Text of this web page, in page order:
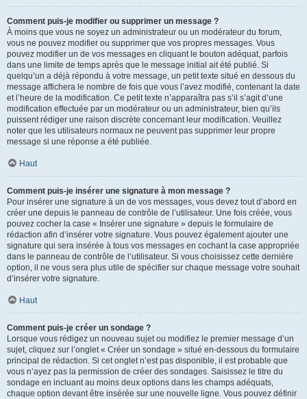
Comment puis-je modifier ou supprimer un message ?
À moins que vous ne soyez un administrateur ou un modérateur du forum,
vous ne pouvez modifier ou supprimer que vos propres messages. Vous
pouvez modifier un de vos messages en cliquant le bouton adéquat, parfois
dans une limite de temps après que le message initial ait été publié. Si
quelqu’un a déjà répondu à votre message, un petit texte situé en dessous du
message affichera le nombre de fois que vous l’avez modifié, contenant la date
et l’heure de la modification. Ce petit texte n’apparaîtra pas s’il s’agit d’une
modification effectuée par un modérateur ou un administrateur, bien qu’ils
puissent rédiger une raison discrète concernant leur modification. Veuillez
noter que les utilisateurs normaux ne peuvent pas supprimer leur propre
message si une réponse a été publiée.
Haut
Comment puis-je insérer une signature à mon message ?
Pour insérer une signature à un de vos messages, vous devez tout d’abord en
créer une depuis le panneau de contrôle de l’utilisateur. Une fois créée, vous
pouvez cocher la case « Insérer une signature » depuis le formulaire de
rédaction afin d’insérer votre signature. Vous pouvez également ajouter une
signature qui sera insérée à tous vos messages en cochant la case appropriée
dans le panneau de contrôle de l’utilisateur. Si vous choisissez cette dernière
option, il ne vous sera plus utile de spécifier sur chaque message votre souhait
d’insérer votre signature.
Haut
Comment puis-je créer un sondage ?
Lorsque vous rédigez un nouveau sujet ou modifiez le premier message d’un
sujet, cliquez sur l’onglet « Créer un sondage » situé en-dessous du formulaire
principal de rédaction. Si cet onglet n’est pas disponible, il est probable que
vous n’ayez pas la permission de créer des sondages. Saisissez le titre du
sondage en incluant au moins deux options dans les champs adéquats,
chaque option devant être insérée sur une nouvelle ligne. Vous pouvez définir